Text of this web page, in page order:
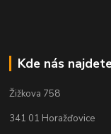
Kde nás
Žižkova 758
341 01 Horažďovice